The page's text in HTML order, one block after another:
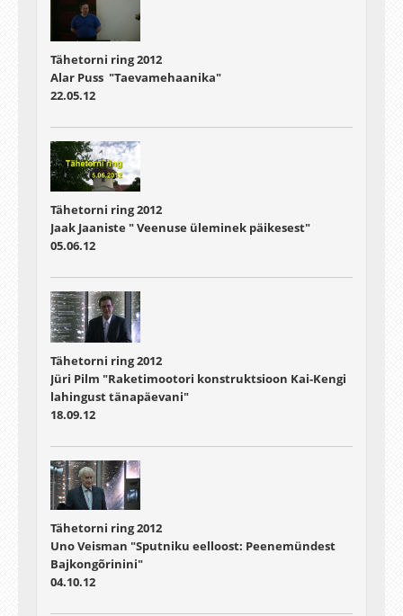
Tähetorni ring 2012
Alar Puss "Taevamehaanika"
22.05.12
Tähetorni ring 2012
Jaak Jaaniste " Veenuse üleminek päikesest"
05.06.12
Tähetorni ring 2012
Jüri Pilm "Raketimootori konstruktsioon Kai-Kengi
lahingust tänapäevani"
18.09.12
Tähetorni ring 2012
Uno Veisman "Sputniku eelloost: Peenemündest
Bajkongõrinini"
04.10.12